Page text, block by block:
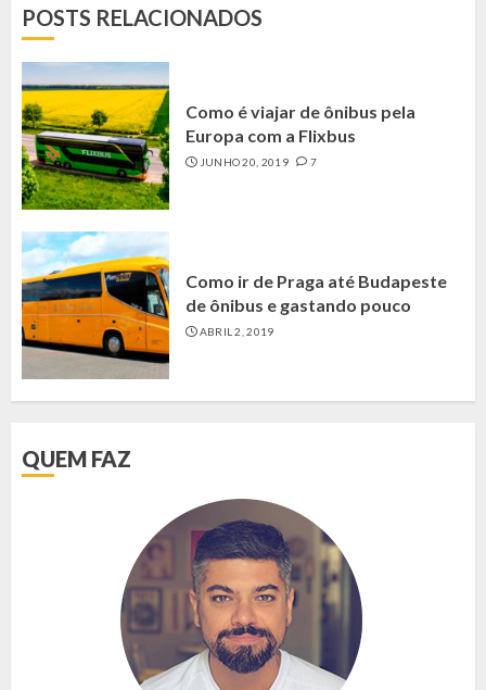
POSTS RELACIONADOS
Como é viajar de ônibus pela
Europa com a Flixbus
JUNHO 20, 2019 7
Como ir de Praga até Budapeste
de ônibus e gastando pouco
ABRIL 2, 2019
QUEM FAZ